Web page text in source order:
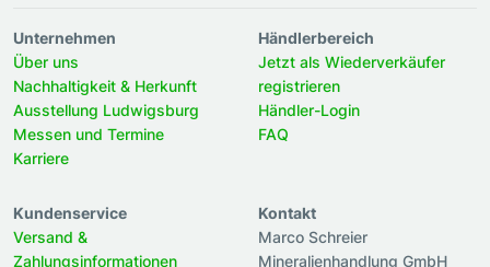
Unternehmen
Über uns
Nachhaltigkeit & Herkunft
Ausstellung Ludwigsburg
Messen und Termine
Karriere
Händlerbereich
Jetzt als Wiederverkäufer
registrieren
Händler-Login
FAQ
Kundenservice
Versand &
Zahlungsinformationen
Kontakt
Marco Schreier
Mineralienhandlung GmbH